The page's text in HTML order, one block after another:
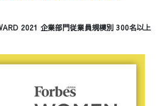
2021 企業部門従業員規模別 300名以上